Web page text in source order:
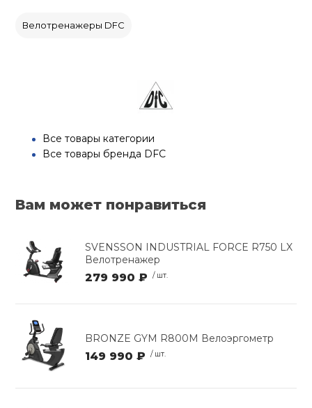
Велотренажеры DFC
Все товары категории
Все товары бренда DFC
Вам может понравиться
SVENSSON INDUSTRIAL FORCE R750 LX
Велотренажер
279 990 ₽ / шт.
BRONZE GYM R800M Велоэргометр
149 990 ₽ / шт.